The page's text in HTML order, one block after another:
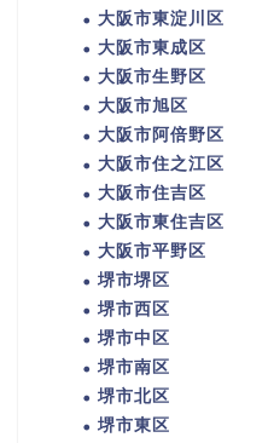
大阪市東淀川区
大阪市東成区
大阪市生野区
大阪市旭区
大阪市阿倍野区
大阪市住之江区
大阪市住吉区
大阪市東住吉区
大阪市平野区
堺市堺区
堺市西区
堺市中区
堺市南区
堺市北区
堺市東区